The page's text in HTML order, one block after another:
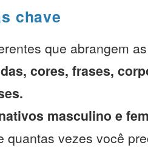
chave
que abrangem
cores, frases,
masculino e
quantas vezes você